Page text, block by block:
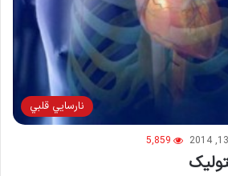
نارسايي قلبي
5,859